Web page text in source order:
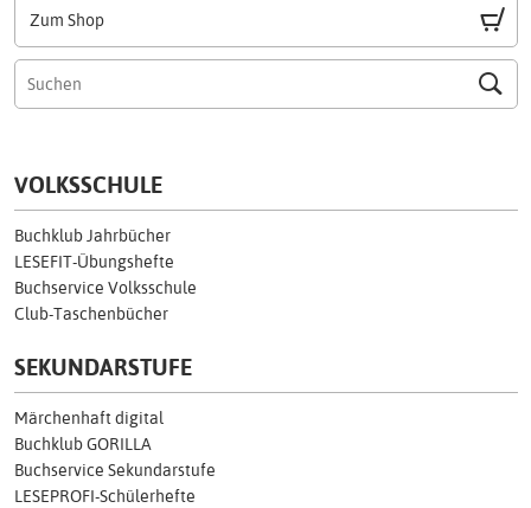
Zum Shop
VOLKSSCHULE
Buchklub Jahrbücher
LESEFIT-Übungshefte
Buchservice Volksschule
Club-Taschenbücher
SEKUNDARSTUFE
Märchenhaft digital
Buchklub GORILLA
Buchservice Sekundarstufe
LESEPROFI-Schülerhefte